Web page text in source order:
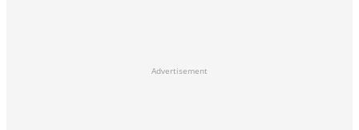
Advertisement